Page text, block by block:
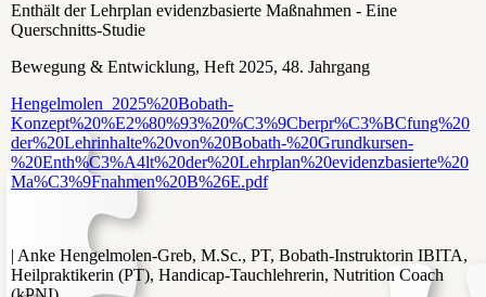
Enthält der Lehrplan evidenzbasierte Maßnahmen - Eine
Querschnitts-Studie
Bewegung & Entwicklung, Heft 2025, 48. Jahrgang
Hengelmolen_2025%20Bobath-
Konzept%20%E2%80%93%20%C3%9Cberpr%C3%BCfung%20
der%20Lehrinhalte%20von%20Bobath-%20Grundkursen-
%20Enth%C3%A4lt%20der%20Lehrplan%20evidenzbasierte%20
Ma%C3%9Fnahmen%20B%26E.pdf
| Anke Hengelmolen-Greb, M.Sc., PT, Bobath-Instruktorin IBITA,
Heilpraktikerin (PT), Handicap-Tauchlehrerin, Nutrition Coach